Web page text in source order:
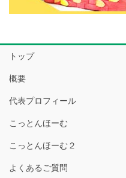
トップ
概要
代表プロフィール
こっとんほーむ
こっとんほーむ２
よくあるご質問